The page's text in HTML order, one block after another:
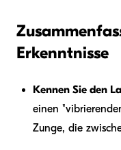
Erkenntnisse
Kennen Sie den
einen
Zunge, die